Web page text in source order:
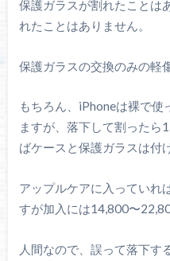
保護ガラスが割れたことは
れたことはありません。
保護ガラスの交換のみの軽
もちろん、iPhoneは裸で使
ますが、落下して割ったら
ばケースと保護ガラスは付
アップルケアに入っていれ
すが加入には14,800〜
人間なので、誤って落下す